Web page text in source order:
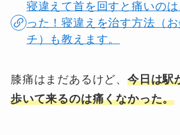
寝違えて首を回すと痛いの
った！寝違えを治す方法（
チ）も教えます。
膝痛はまだあるけど、 今日は駅
歩いて来るのは痛くなかった。